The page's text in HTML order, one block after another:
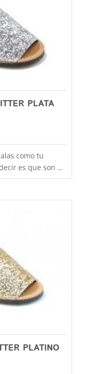
un gran
Debes
son muy
dos número,
PLATA
como tu
es que son de
completo en
al mejor
un gran
a las más
mayores,
la talla 20 a
mejor calidad, al
cambio gratis
PLATINO